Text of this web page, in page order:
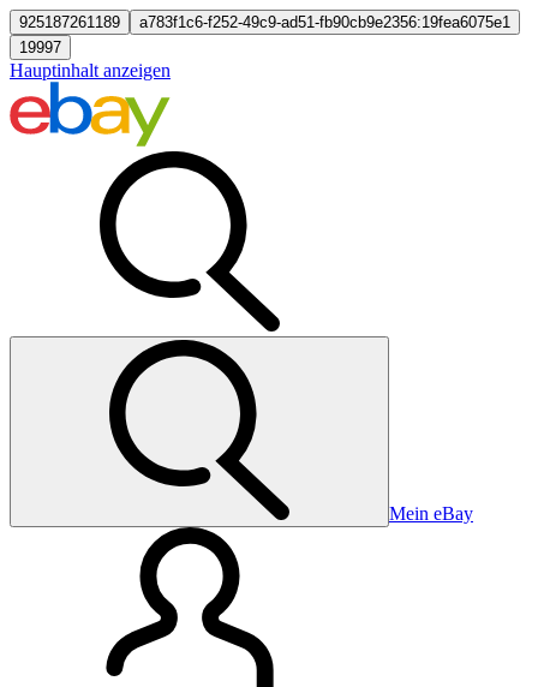
925187261189
a783f1c6-f252-49c9-ad51-fb90cb9e2356:19fea6075e1
19997
Hauptinhalt anzeigen
Mein eBay